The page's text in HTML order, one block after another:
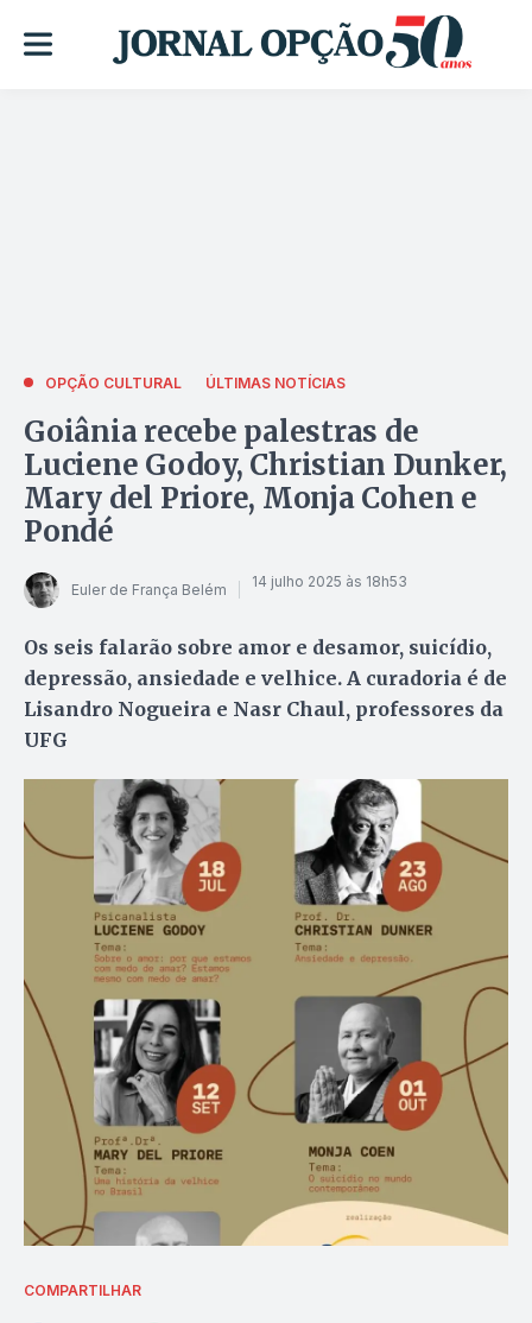
OPÇÃO CULTURAL ÚLTIMAS NOTÍCIAS
Goiânia recebe palestras de
Luciene Godoy, Christian Dunker,
Mary del Priore, Monja Cohen e
Pondé
Euler de França Belém 14 julho 2025 às 18h53
Os seis falarão sobre amor e desamor, suicídio,
depressão, ansiedade e velhice. A curadoria é de
Lisandro Nogueira e Nasr Chaul, professores da
UFG
COMPARTILHAR